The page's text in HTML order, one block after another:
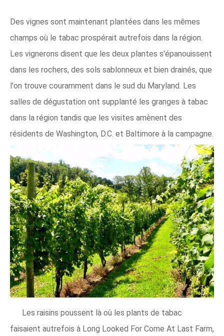
Des vignes sont maintenant plantées dans les mêmes
champs où le tabac prospérait autrefois dans la région.
Les vignerons disent que les deux plantes s'épanouissent
dans les rochers, des sols sablonneux et bien drainés, que
l'on trouve couramment dans le sud du Maryland. Les
salles de dégustation ont supplanté les granges à tabac
dans la région tandis que les visites amènent des
résidents de Washington, D.C. et Baltimore à la campagne.
Les raisins poussent là où les plants de tabac
faisaient autrefois à Long Looked For Come At Last Farm,